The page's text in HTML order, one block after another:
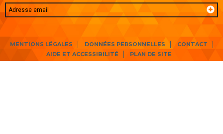
Email
MENTIONS LÉGALES DONNÉES PERSONNELLES
CONTACT
AIDE ET ACCESSIBILITÉ
PLAN DE SITE